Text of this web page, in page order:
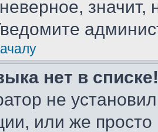
значит,
нет в списке!
не
или же